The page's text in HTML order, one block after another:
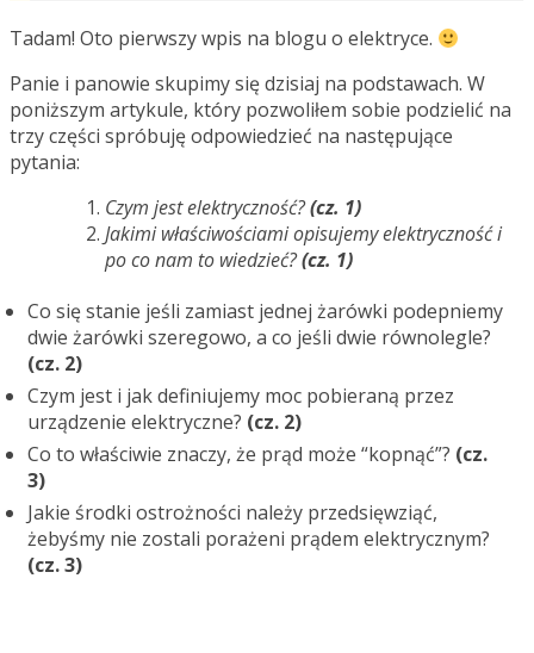
Tadam! Oto pierwszy wpis na blogu o elektryce.
Panie i panowie skupimy się dzisiaj na podstawach. W
poniższym artykule, który pozwoliłem sobie podzielić na
trzy części spróbuję odpowiedzieć na następujące
pytania:
Czym jest elektryczność?(cz. 1)
Jakimi właściwościami opisujemy elektryczność i
po co nam to wiedzieć?(cz. 1)
Co się stanie jeśli zamiast jednej żarówki podepniemy
dwie żarówki szeregowo, a co jeśli dwie równolegle?
(cz. 2)
Czym jest i jak definiujemy moc pobieraną przez
urządzenie elektryczne? (cz. 2)
Co to właściwie znaczy, że prąd może “kopnąć”? (cz.
3)
Jakie środki ostrożności należy przedsięwziąć,
żebyśmy nie zostali porażeni prądem elektrycznym?
(cz. 3)